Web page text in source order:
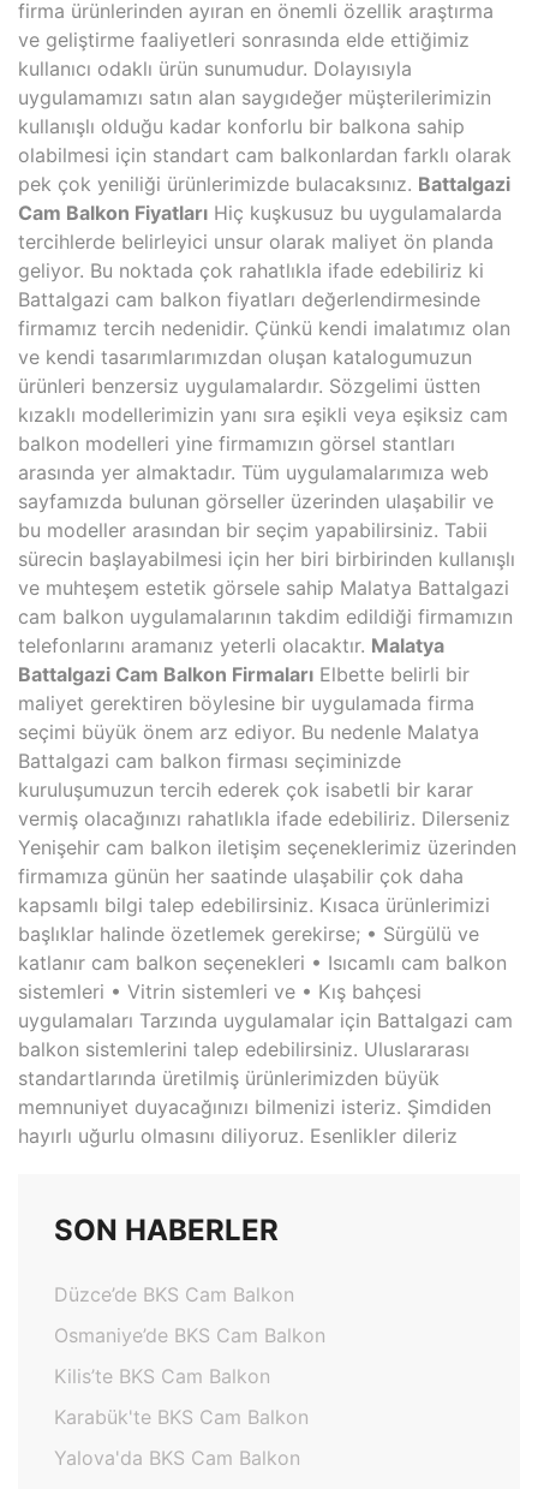
firma ürünlerinden ayıran en önemli özellik araştırma
ve geliştirme faaliyetleri sonrasında elde ettiğimiz
kullanıcı odaklı ürün sunumudur. Dolayısıyla
uygulamamızı satın alan saygıdeğer müşterilerimizin
kullanışlı olduğu kadar konforlu bir balkona sahip
olabilmesi için standart cam balkonlardan farklı olarak
pek çok yeniliği ürünlerimizde bulacaksınız. Battalgazi
Cam Balkon Fiyatları Hiç kuşkusuz bu uygulamalarda
tercihlerde belirleyici unsur olarak maliyet ön planda
geliyor. Bu noktada çok rahatlıkla ifade edebiliriz ki
Battalgazi cam balkon fiyatları değerlendirmesinde
firmamız tercih nedenidir. Çünkü kendi imalatımız olan
ve kendi tasarımlarımızdan oluşan katalogumuzun
ürünleri benzersiz uygulamalardır. Sözgelimi üstten
kızaklı modellerimizin yanı sıra eşikli veya eşiksiz cam
balkon modelleri yine firmamızın görsel stantları
arasında yer almaktadır. Tüm uygulamalarımıza web
sayfamızda bulunan görseller üzerinden ulaşabilir ve
bu modeller arasından bir seçim yapabilirsiniz. Tabii
sürecin başlayabilmesi için her biri birbirinden kullanışlı
ve muhteşem estetik görsele sahip Malatya Battalgazi
cam balkon uygulamalarının takdim edildiği firmamızın
telefonlarını aramanız yeterli olacaktır. Malatya
Battalgazi Cam Balkon Firmaları Elbette belirli bir
maliyet gerektiren böylesine bir uygulamada firma
seçimi büyük önem arz ediyor. Bu nedenle Malatya
Battalgazi cam balkon firması seçiminizde
kuruluşumuzun tercih ederek çok isabetli bir karar
vermiş olacağınızı rahatlıkla ifade edebiliriz. Dilerseniz
Yenişehir cam balkon iletişim seçeneklerimiz üzerinden
firmamıza günün her saatinde ulaşabilir çok daha
kapsamlı bilgi talep edebilirsiniz. Kısaca ürünlerimizi
başlıklar halinde özetlemek gerekirse; • Sürgülü ve
katlanır cam balkon seçenekleri • Isıcamlı cam balkon
sistemleri • Vitrin sistemleri ve • Kış bahçesi
uygulamaları Tarzında uygulamalar için Battalgazi cam
balkon sistemlerini talep edebilirsiniz. Uluslararası
standartlarında üretilmiş ürünlerimizden büyük
memnuniyet duyacağınızı bilmenizi isteriz. Şimdiden
hayırlı uğurlu olmasını diliyoruz. Esenlikler dileriz
SON HABERLER
Düzce’de BKS Cam Balkon
Osmaniye’de BKS Cam Balkon
Kilis’te BKS Cam Balkon
Karabük'te BKS Cam Balkon
Yalova'da BKS Cam Balkon